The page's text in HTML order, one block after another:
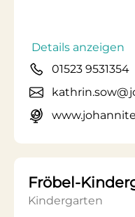
Details anzeigen
01523 9531354
Fröbel-
Kindergarten